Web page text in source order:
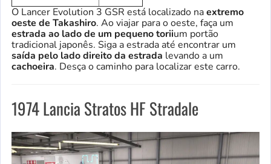
O Lancer Evolution 3 GSR está localizado naextremo
oeste de Takashiro. Ao viajar para o oeste, faça um
estrada ao lado de um pequeno toriium portão
tradicional japonês. Siga a estrada até encontrar um
saída pelo lado direito da estrada levando a um
cachoeira. Desça o caminho para localizar este carro.
1974 Lancia Stratos HF Stradale